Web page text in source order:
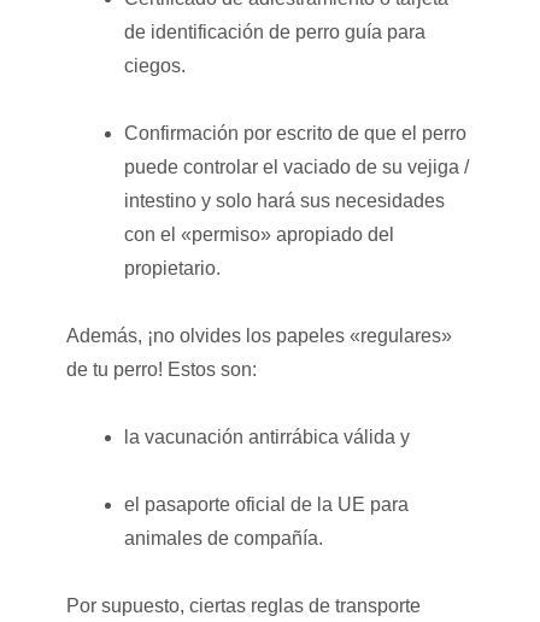
de identificación de perro guía para
ciegos.
Confirmación por escrito de que el perro
puede controlar el vaciado de su vejiga /
intestino y solo hará sus necesidades
con el «permiso» apropiado del
propietario.
Además, ¡no olvides los papeles «regulares»
de tu perro! Estos son:
la vacunación antirrábica válida y
el pasaporte oficial de la UE para
animales de compañía.
Por supuesto, ciertas reglas de transporte